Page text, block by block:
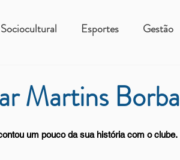
Sociocultural Esportes Gestão
Martins Borba
um pouco da sua história com o clube.